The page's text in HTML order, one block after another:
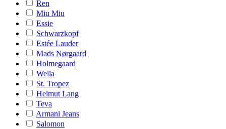
Ren
Miu Miu
Essie
Schwarzkopf
Estée Lauder
Mads Nørgaard
Holmegaard
Wella
St. Tropez
Helmut Lang
Teva
Armani Jeans
Salomon